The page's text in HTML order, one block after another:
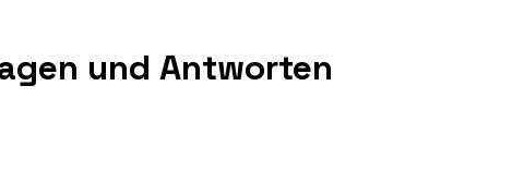
und Antworten